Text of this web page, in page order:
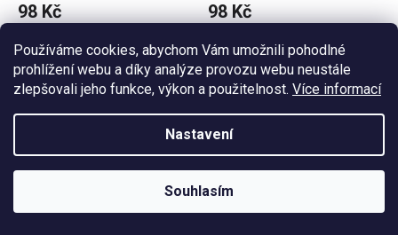
Používáme cookies, abychom Vám umožnili pohodlné
prohlížení webu a díky analýze provozu webu neustále
zlepšovali jeho funkce, výkon a použitelnost. Více informací
Nastavení
Souhlasím
98 Kč
DO KOŠÍKU
98 Kč
DO KOŠÍKU